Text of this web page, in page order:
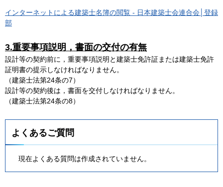
インターネットによる建築士名簿の閲覧 - 日本建築士会連合会│登録
部
3.重要事項説明，書面の交付の有無
設計等の契約前に，重要事項説明と建築士免許証または建築士免許
証明書の提示しなければなりません。
（建築士法第24条の7）
設計等の契約後は，書面を交付しなければなりません。
（建築士法第24条の8）
よくあるご質問
現在よくある質問は作成されていません。